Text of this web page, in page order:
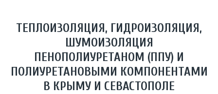
ТЕПЛОИЗОЛЯЦИЯ, ГИДРОИЗОЛЯЦИЯ,
ШУМОИЗОЛЯЦИЯ
ПЕНОПОЛИУРЕТАНОМ (ППУ) И
ПОЛИУРЕТАНОВЫМИ КОМПОНЕНТАМИ
В КРЫМУ И СЕВАСТОПОЛЕ